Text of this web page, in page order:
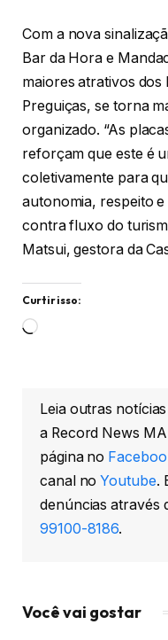
Com a nova
Bar da Hora e
maiores atrativos
Preguiças, se torna
organizado. “As
reforçam que este é
coletivamente para
autonomia, respeito
contra fluxo do
Matsui, gestora da
Curtir isso:
Carregando...
Leia outras
a Record News
página no
canal noYoutube.
denúncias através
99100-8186.
Você vai gostar